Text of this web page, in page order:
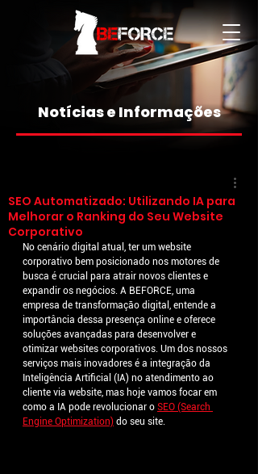
Notícias e Informações
SEO Automatizado: Utilizando IA para
Melhorar o Ranking do Seu Website
Corporativo
No cenário digital atual, ter um website
corporativo bem posicionado nos motores de
busca é crucial para atrair novos clientes e
expandir os negócios. A BEFORCE, uma
empresa de transformação digital, entende a
importância dessa presença online e oferece
soluções avançadas para desenvolver e
otimizar websites corporativos. Um dos nossos
serviços mais inovadores é a integração da
Inteligência Artificial (IA) no atendimento ao
cliente via website, mas hoje vamos focar em
como a IA pode revolucionar o SEO (Search
Engine Optimization) do seu site.